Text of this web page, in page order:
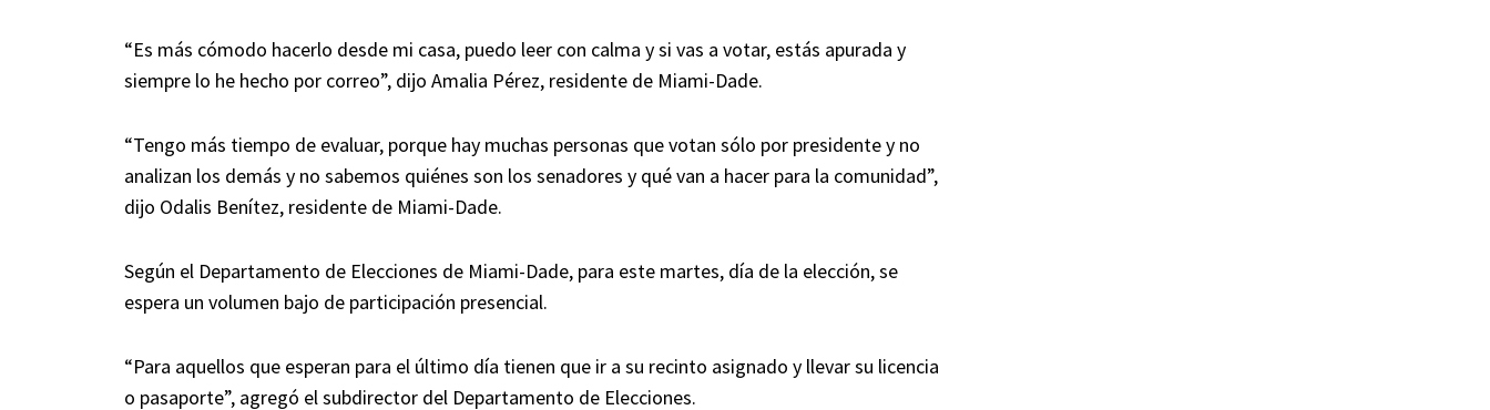
“Es más cómodo hacerlo desde mi casa, puedo leer con calma y si vas a votar, estás apurada y
siempre lo he hecho por correo”, dijo Amalia Pérez, residente de Miami-Dade.
“Tengo más tiempo de evaluar, porque hay muchas personas que votan sólo por presidente y no
analizan los demás y no sabemos quiénes son los senadores y qué van a hacer para la comunidad”,
dijo Odalis Benítez, residente de Miami-Dade.
Según el Departamento de Elecciones de Miami-Dade, para este martes, día de la elección, se
espera un volumen bajo de participación presencial.
“Para aquellos que esperan para el último día tienen que ir a su recinto asignado y llevar su licencia
o pasaporte”, agregó el subdirector del Departamento de Elecciones.